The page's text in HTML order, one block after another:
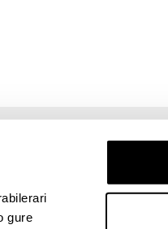
gurenueva)
ventana nueva)
(abre ventana nueva)
YouTube (abre ventana nueva)